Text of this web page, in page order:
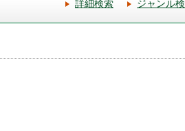
詳細検索 ジャンル